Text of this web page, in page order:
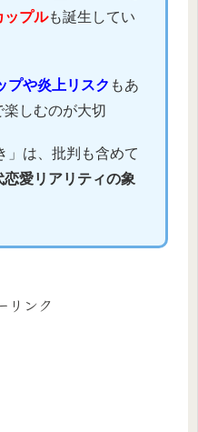
ップルも誕生してい
プや炎上リスク もあ
しむのが大切
は、批判も含めて
恋愛リアリティの象
リンク